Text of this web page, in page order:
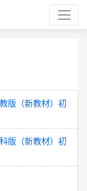
版（新教材）初
版（新教材）初